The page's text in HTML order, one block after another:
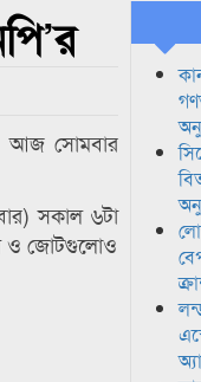
আজ সোমবার
সকাল ৬টা
ও জোটগুলোও